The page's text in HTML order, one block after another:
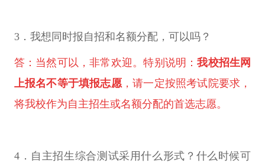
3．我想同时报自招和名额分配，可以吗？
答：当然可以，非常欢迎。特别说明：我校招生网
上报名不等于填报志愿，请一定按照考试院要求，
将我校作为自主招生或名额分配的首选志愿。
4．自主招生综合测试采用什么形式？什么时候可